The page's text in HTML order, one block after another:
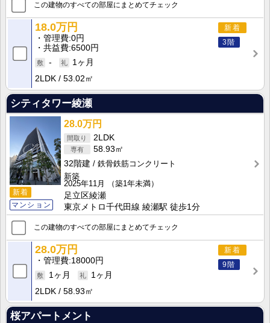
この建物のすべての部屋にまとめてチェック
新着
3階
18.0万円
管理費 0円
共益費 6500円
-
1ヶ月
2LDK
53.02㎡
シティタワー綾瀬
新着
マンション
28.0万円
2LDK
58.93㎡
32階建
鉄骨鉄筋コンクリート
新築
2025年11月
（築1年未満）
足立区綾瀬
東京メトロ千代田線 綾瀬駅 徒歩1分
この建物のすべての部屋にまとめてチェック
新着
9階
28.0万円
管理費 18000円
1ヶ月
1ヶ月
2LDK
58.93㎡
桜アパートメント